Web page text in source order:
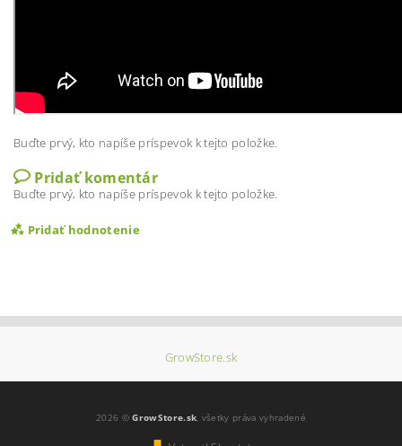
Buďte prvý, kto napíše príspevok k tejto položke.
Pridať komentár
Buďte prvý, kto napíše príspevok k tejto položke.
Pridať hodnotenie
GrowStore.sk
2026 ©GrowStore.sk, všetky práva vyhradené